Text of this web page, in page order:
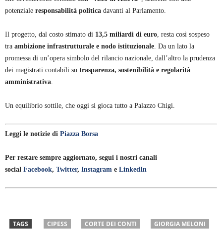
potenziale responsabilità politica davanti al Parlamento.
Il progetto, dal costo stimato di 13,5 miliardi di euro, resta così sospeso
tra ambizione infrastrutturale e nodo istituzionale. Da un lato la
promessa di un’opera simbolo del rilancio nazionale, dall’altro la prudenza
dei magistrati contabili su trasparenza, sostenibilità e regolarità
amministrativa.
Un equilibrio sottile, che oggi si gioca tutto a Palazzo Chigi.
Leggi le notizie di Piazza Borsa
Per restare sempre aggiornato, segui i nostri canali
social Facebook, Twitter, Instagram e LinkedIn
TAGS CIPESS CORTE DEI CONTI
GIORGIA MELONI